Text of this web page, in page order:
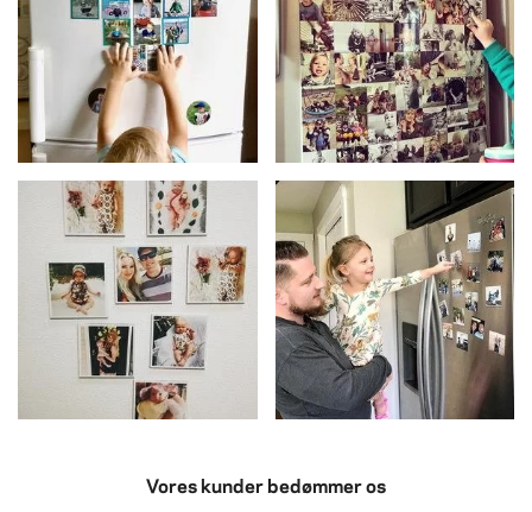
Vores kunder bedømmer os